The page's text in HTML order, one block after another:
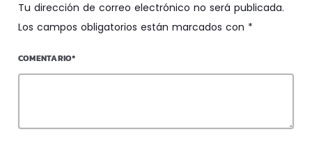
Tu dirección de correo electrónico no será publicada.
Los campos obligatorios están marcados con *
COMENTARIO*